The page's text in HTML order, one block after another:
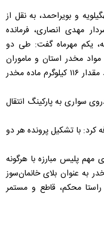
و بویراحمد، به نقل از
مهدی انصاری، فرمانده
یکم مهرماه گفت: طی دو
مخدر استان و ماموران
پاسگاه انتظامی تنگ سرخ در شهرستان بویراحمد مقدار ۱۱۶ کیلوگرم ماده مخدر
سواری به پارکینگ انتقال
کرد: با تشکیل پرونده هر دو
مهم پلیس مبارزه با هرگونه
به عنوان بلای خانمان‌سوز
محکم، قاطع و مستمر